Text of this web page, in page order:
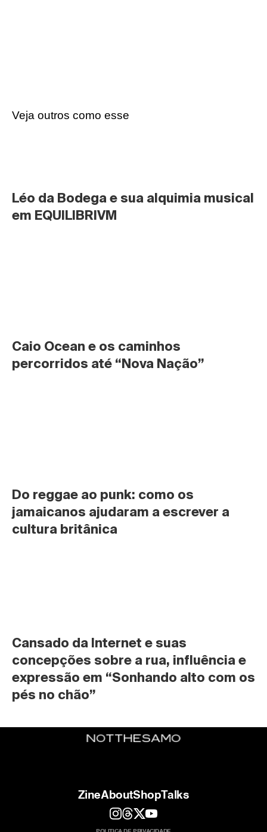
Veja outros como esse
Léo da Bodega e sua alquimia musical
em EQUILIBRIVM
Caio Ocean e os caminhos
percorridos até “Nova Nação”
Do reggae ao punk: como os
jamaicanos ajudaram a escrever a
cultura britânica
Cansado da Internet e suas
concepções sobre a rua, influência e
expressão em “Sonhando alto com os
pés no chão”
ZineAboutShopTalks